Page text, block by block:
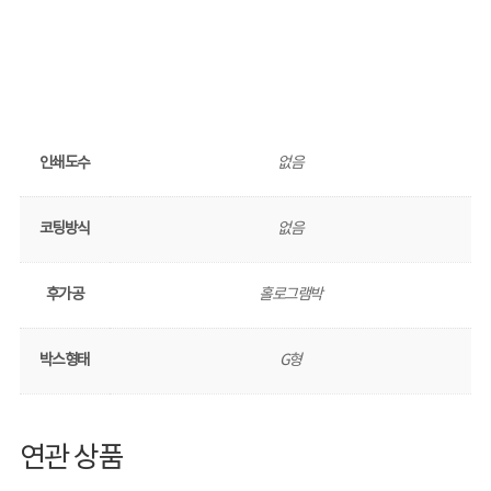
인쇄도수 없음
코팅방식 없음
후가공 홀로그램박
박스형태 G형
연관 상품